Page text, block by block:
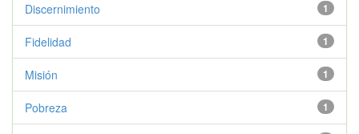
1
Discernimiento
1
Fidelidad
1
Misión
1
Pobreza